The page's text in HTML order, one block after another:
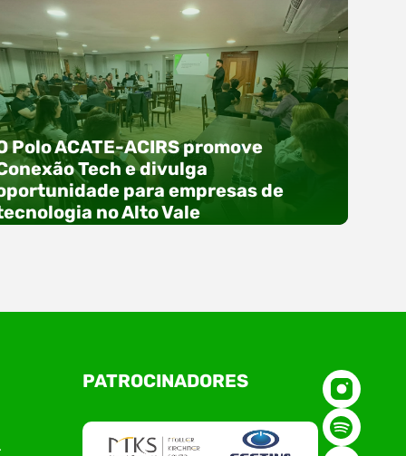
Polo ACATE-ACIRS promove
Tech e divulga
para empresas de
no Alto Vale
O Polo ACATE-ACIRS, por meio do NIAVI – Núcleo
de Tecnologia da Informação do Alto Vale do
Conexão Tech NIAVI, reunindo empresas de
tecnologia da região para uma noite de
PATROCINADORES